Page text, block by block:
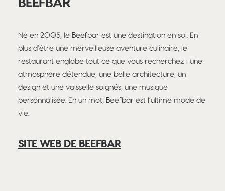
Né en 2005, le Beefbar est une destination en soi. En
plus d’être une merveilleuse aventure culinaire, le
restaurant englobe tout ce que vous recherchez : une
atmosphère détendue, une belle architecture, un
design et une vaisselle soignés, une musique
personnalisée. En un mot, Beefbar est l’ultime mode de
vie.
SITE WEB DE BEEFBAR